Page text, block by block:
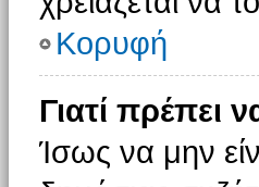
Κορυφή
Γιατί πρέπει
Ίσως να μην